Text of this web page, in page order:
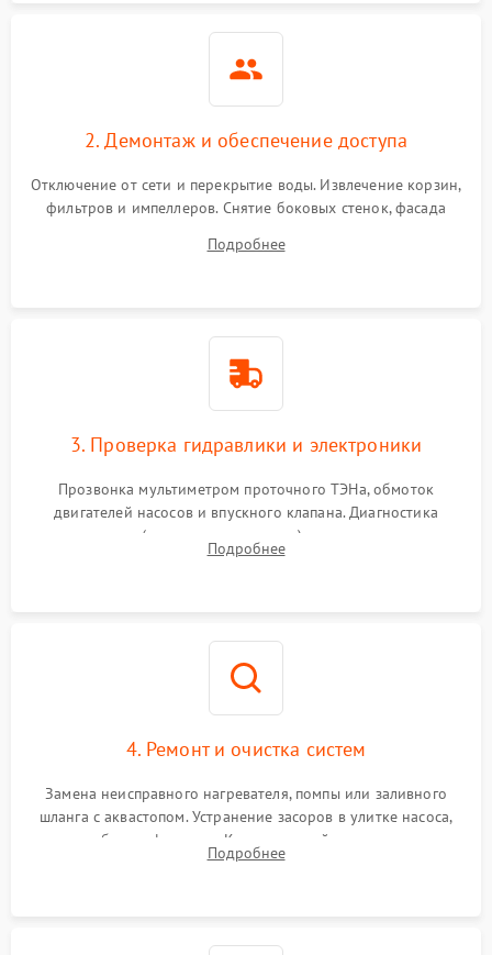
2. Демонтаж и обеспечение доступа
Отключение от сети и перекрытие воды. Извлечение корзин,
фильтров и импеллеров. Снятие боковых стенок, фасада
циркуляционному насосу, ТЭНу и сливной помпе.
Подробнее
3. Проверка гидравлики и электроники
Прозвонка мультиметром проточного ТЭНа, обмоток
двигателей насосов и впускного клапана. Диагностика
прессостата (датчика уровня воды), датчика мутности,
концевика дверцы и электронного модуля управления.
Подробнее
4. Ремонт и очистка систем
Замена неисправного нагревателя, помпы или заливного
шланга с аквастопом. Устранение засоров в улитке насоса,
патрубках и фильтрах. Компонентный ремонт платы
управления, восстановление поврежденной проводки.
Подробнее